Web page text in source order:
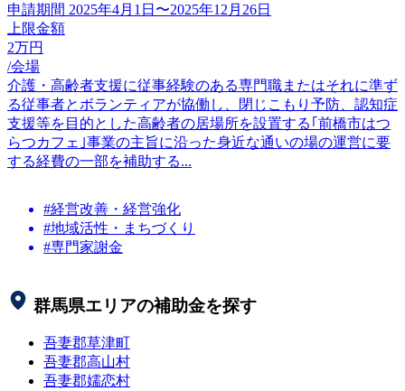
申請期間 2025年4月1日〜2025年12月26日
上限金額
2万円
/会場
介護・高齢者支援に従事経験のある専門職またはそれに準ず
る従事者とボランティアが協働し、閉じこもり予防、認知症
支援等を目的とした高齢者の居場所を設置する｢前橋市はつ
らつカフェ｣事業の主旨に沿った身近な通いの場の運営に要
する経費の一部を補助する...
#経営改善・経営強化
#地域活性・まちづくり
#専門家謝金
群馬県エリアの補助金を探す
吾妻郡草津町
吾妻郡高山村
吾妻郡嬬恋村